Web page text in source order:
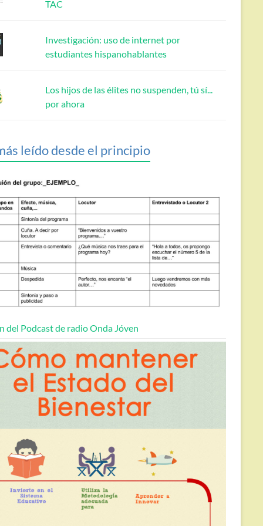
TAC
Investigación: uso de internet por
estudiantes hispanohablantes
Los hijos de las élites no suspenden, tú sí...
por ahora
leído desde el principio
del Podcast de radio Onda Jóven